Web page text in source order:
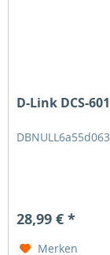
D-Link DCS-
28,99 € *
Merken